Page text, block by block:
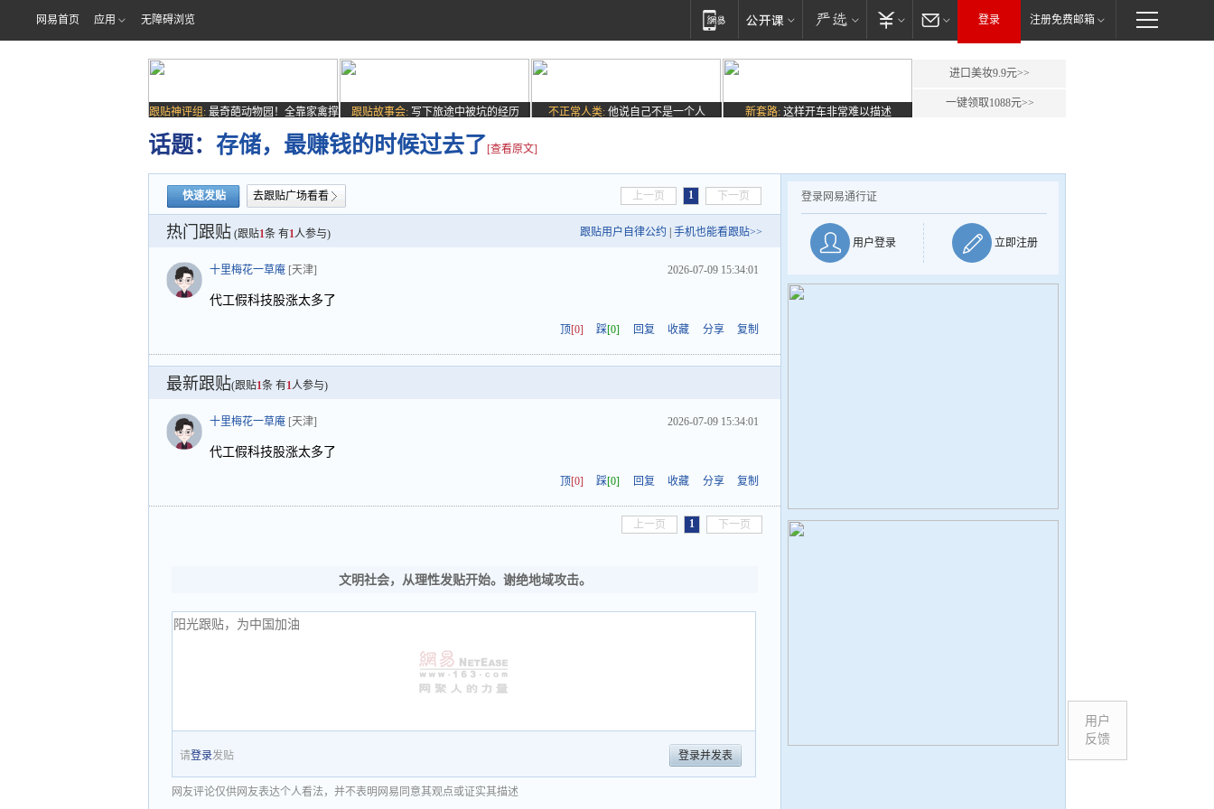
网易首页 应用 无障碍浏览 登录 注册免费邮箱
跟贴神评组: 最奇葩动物园！全靠家禽撑
场子
跟贴故事会: 写下旅途中被坑的经历 不正常人类: 他说自己不是一个人 新套路: 这样开车非常难以描述
进口美妆9.9元>>
一键领取1088元>>
话题： 存储，最赚钱的时候过去了 [查看原文]
快速发贴 去跟贴广场看看 上一页 1 下一页
热门跟贴 (跟贴1条 有1人参与) 跟贴用户自律公约 手机也能看跟贴>>
十里梅花一草庵 [天津] 2026-07-09 15:34:01
代工假科技股涨太多了
顶[0] 踩[0] 回复 收藏 分享 复制
最新跟贴(跟贴1条 有1人参与)
十里梅花一草庵 [天津] 2026-07-09 15:34:01
代工假科技股涨太多了
顶[0] 踩[0] 回复 收藏 分享 复制
上一页 1 下一页
文明社会，从理性发贴开始。谢绝地域攻击。
请登录发贴 登录并发表
网友评论仅供网友表达个人看法，并不表明网易同意其观点或证实其描述
登录网易通行证
用户登录 立即注册
用户
反馈